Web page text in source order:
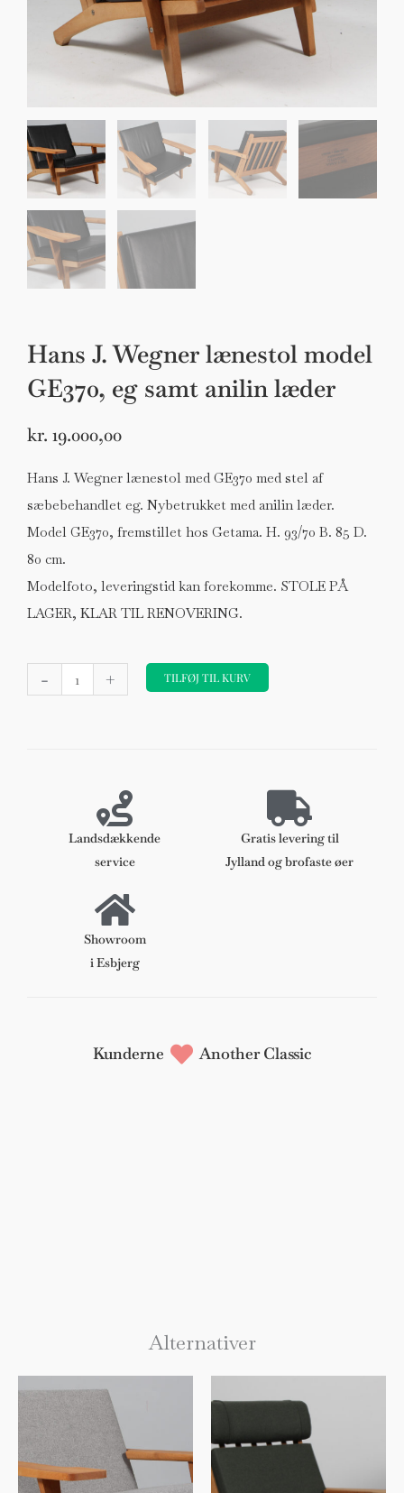
Sko til Arne Jacobsen stole
Stole
DKK 100,00
Hans J. Wegner lænestol model
GE370, eg samt anilin læder
kr. 19.000,00
Hans J. Wegner lænestol med GE370 med stel af
sæbebehandlet eg. Nybetrukket med anilin læder.
Model GE370, fremstillet hos Getama. H. 93/70 B. 85 D.
80 cm.
Modelfoto, leveringstid kan forekomme. STOLE PÅ
LAGER, KLAR TIL RENOVERING.
-
Wegner
+ TILFØJ TIL KURV
Landsdækkende
service
Gratis levering til
Jylland og brofaste øer
Showroom
i Esbjerg
Kunderne Another Classic
Alternativer